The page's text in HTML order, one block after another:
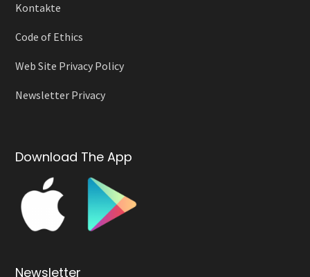
Kontakte
Code of Ethics
Web Site Privacy Policy
Newsletter Privacy
Download The App
Newsletter